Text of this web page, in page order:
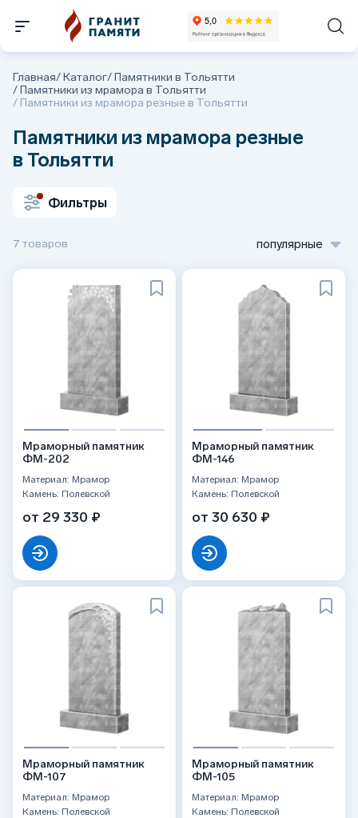
Главная/Каталог/Памятники в Тольятти
/Памятники из мрамора в Тольятти
/ Памятники из мрамора резные в Тольятти
Памятники из мрамора резные
в Тольятти
Фильтры
7 товаров популярные
Мраморный памятник
ФМ-202
Материал: Мрамор
Камень: Полевской
от 29 330 ₽
Мраморный памятник
ФМ-146
Материал: Мрамор
Камень: Полевской
от 30 630 ₽
Мраморный памятник
ФМ-107
Материал: Мрамор
Камень: Полевской
Мраморный памятник
ФМ-105
Материал: Мрамор
Камень: Полевской